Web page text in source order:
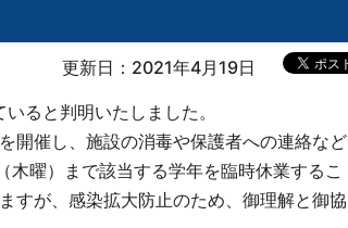
更新日：2021年4月19日
ると判明いたしました。
開催し、施設の消毒や保護者への連絡など
曜）まで該当する学年を臨時休業するこ
すが、感染拡大防止のため、御理解と御協